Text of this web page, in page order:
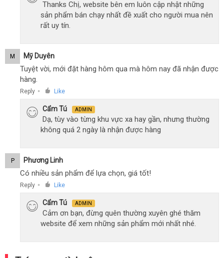
Thanks Chị, website bên em luôn cập nhật những
sản phẩm bán chạy nhất đề xuất cho người mua nên
rất uy tín.
M Mỹ Duyên
Tuyệt vời, mới đặt hàng hôm qua mà hôm nay đã nhận được
hàng.
Reply ● Like
Cẩm Tú ADMIN
Dạ, tùy vào từng khu vực xa hay gần, nhưng thường
không quá 2 ngày là nhận được hàng
P Phương Linh
Có nhiều sản phẩm để lựa chọn, giá tốt!
Reply ● Like
Cẩm Tú ADMIN
Cảm ơn bạn, đừng quên thường xuyên ghé thăm
website để xem những sản phẩm mới nhất nhé.